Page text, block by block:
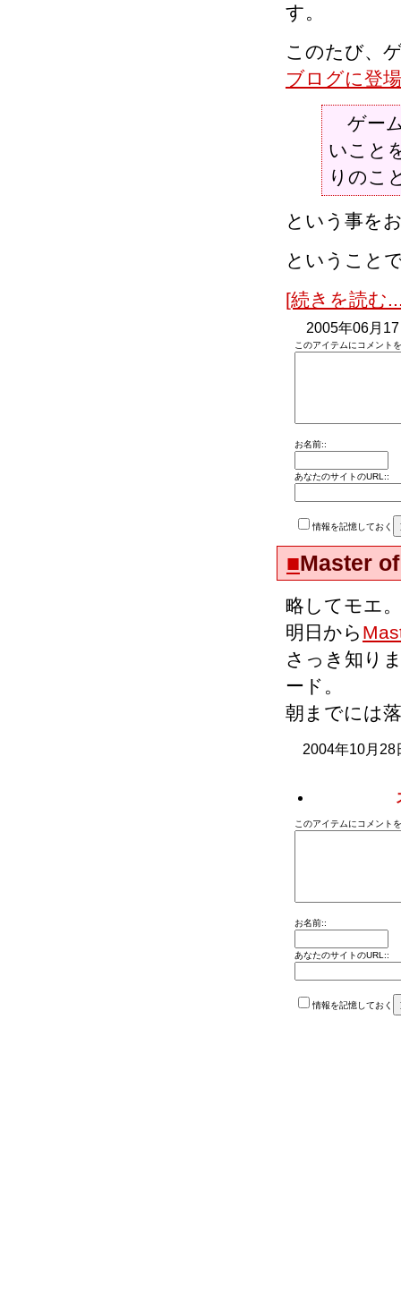
す。
このたび、
ブログに登
ゲー
いこと
りのこ
という事を
ということ
[続きを読む
2005年06月
このアイテムにコメント
お名前::
あなたのサイトのURL::
情報を記憶しておく
■Master
略してモエ。
明日から
さっき知り
ード。
朝までには
2004年10月
このアイテムにコメント
お名前::
あなたのサイトのURL::
情報を記憶しておく